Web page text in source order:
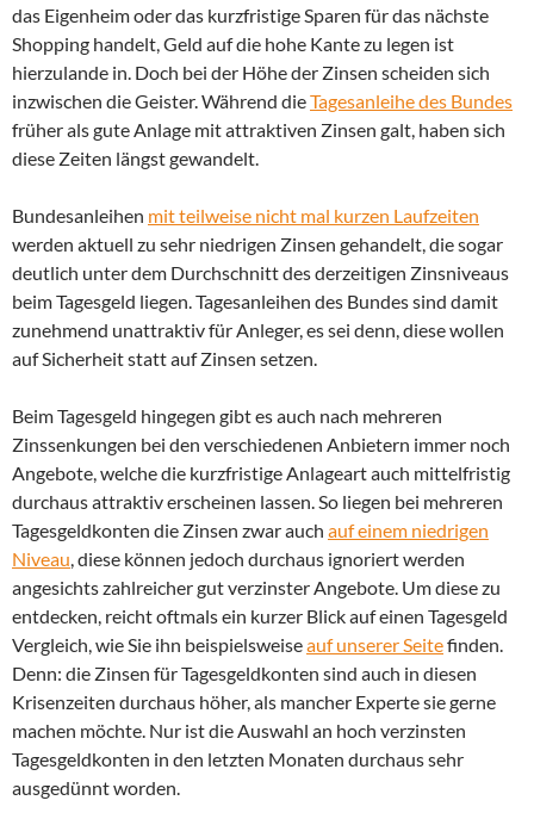
das Eigenheim oder das kurzfristige Sparen für das nächste
Shopping handelt, Geld auf die hohe Kante zu legen ist
hierzulande in. Doch bei der Höhe der Zinsen scheiden sich
inzwischen die Geister. Während dieTagesanleihe des Bundes
früher als gute Anlage mit attraktiven Zinsen galt, haben sich
diese Zeiten längst gewandelt.
Bundesanleihen mit teilweise nicht mal kurzen Laufzeiten
werden aktuell zu sehr niedrigen Zinsen gehandelt, die sogar
deutlich unter dem Durchschnitt des derzeitigen Zinsniveaus
beim Tagesgeld liegen. Tagesanleihen des Bundes sind damit
zunehmend unattraktiv für Anleger, es sei denn, diese wollen
auf Sicherheit statt auf Zinsen setzen.
Beim Tagesgeld hingegen gibt es auch nach mehreren
Zinssenkungen bei den verschiedenen Anbietern immer noch
Angebote, welche die kurzfristige Anlageart auch mittelfristig
durchaus attraktiv erscheinen lassen. So liegen bei mehreren
Tagesgeldkonten die Zinsen zwar auch auf einem niedrigen
Niveau, diese können jedoch durchaus ignoriert werden
angesichts zahlreicher gut verzinster Angebote. Um diese zu
entdecken, reicht oftmals ein kurzer Blick auf einen Tagesgeld
Vergleich, wie Sie ihn beispielsweiseauf unserer Seitefinden.
Denn: die Zinsen für Tagesgeldkonten sind auch in diesen
Krisenzeiten durchaus höher, als mancher Experte sie gerne
machen möchte. Nur ist die Auswahl an hoch verzinsten
Tagesgeldkonten in den letzten Monaten durchaus sehr
ausgedünnt worden.